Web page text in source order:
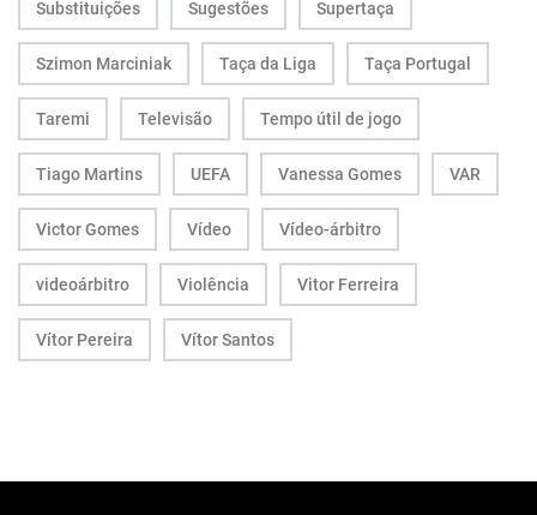
Substituições Sugestões Supertaça
Szimon Marciniak Taça da Liga Taça Portugal
Taremi Televisão Tempo útil de jogo
Tiago Martins UEFA Vanessa Gomes VAR
Victor Gomes Vídeo Vídeo-árbitro
videoárbitro Violência Vitor Ferreira
Vítor Pereira Vítor Santos